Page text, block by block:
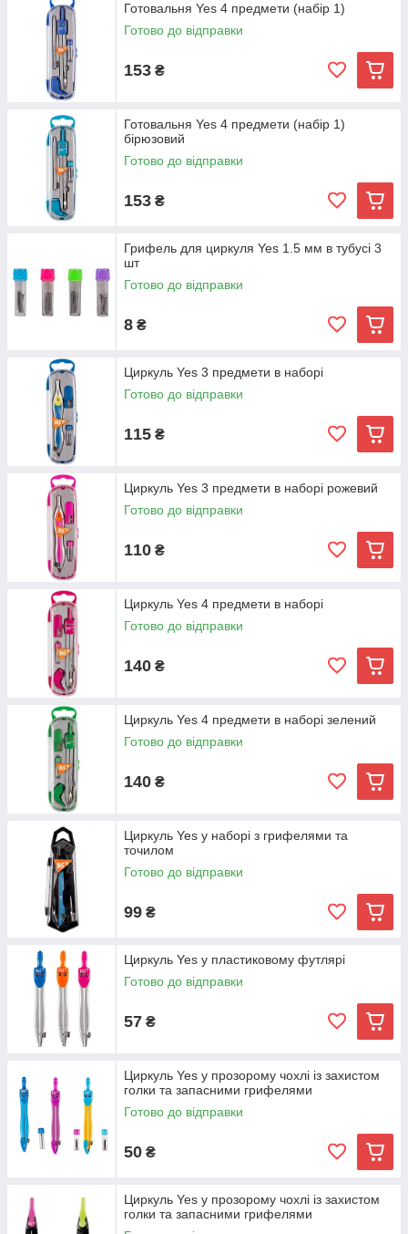
Готовальня Yes 4 предмети (набір 1)
Готово до відправки
153 ₴
Готовальня Yes 4 предмети (набір 1)
бірюзовий
Готово до відправки
153 ₴
Грифель для циркуля Yes 1.5 мм в тубусі 3
шт
Готово до відправки
8 ₴
Циркуль Yes 3 предмети в наборі
Готово до відправки
115 ₴
Циркуль Yes 3 предмети в наборі рожевий
Готово до відправки
110 ₴
Циркуль Yes 4 предмети в наборі
Готово до відправки
140 ₴
Циркуль Yes 4 предмети в наборі зелений
Готово до відправки
140 ₴
Циркуль Yes у наборі з грифелями та
точилом
Готово до відправки
99 ₴
Циркуль Yes у пластиковому футлярі
Готово до відправки
57 ₴
Циркуль Yes у прозорому чохлі із захистом
голки та запасними грифелями
Готово до відправки
50 ₴
Циркуль Yes у прозорому чохлі із захистом
голки та запасними грифелями